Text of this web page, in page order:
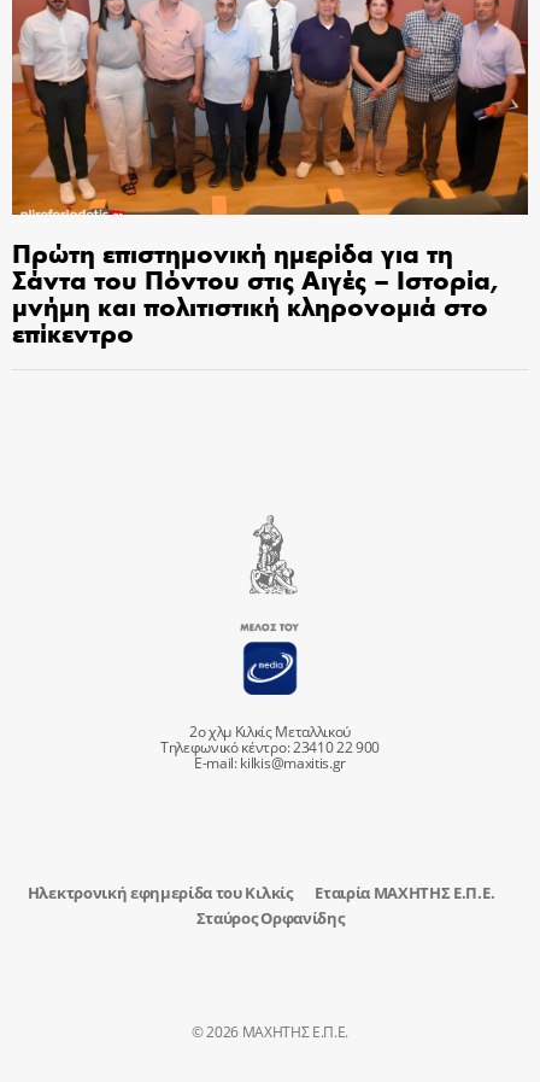
Πρώτη επιστημονική ημερίδα για τη
Σάντα του Πόντου στις Αιγές – Ιστορία,
μνήμη και πολιτιστική κληρονομιά στο
επίκεντρο
2ο χλμ Κιλκίς Μεταλλικού
Τηλεφωνικό κέντρο: 23410 22 900
E-mail:kilkis@maxitis.gr
Ηλεκτρονική εφημερίδα του Κιλκίς
Εταιρία ΜΑΧΗΤΗΣ Ε.Π.Ε.
Σταύρος Ορφανίδης
© 2026 ΜΑΧΗΤΗΣ Ε.Π.Ε.